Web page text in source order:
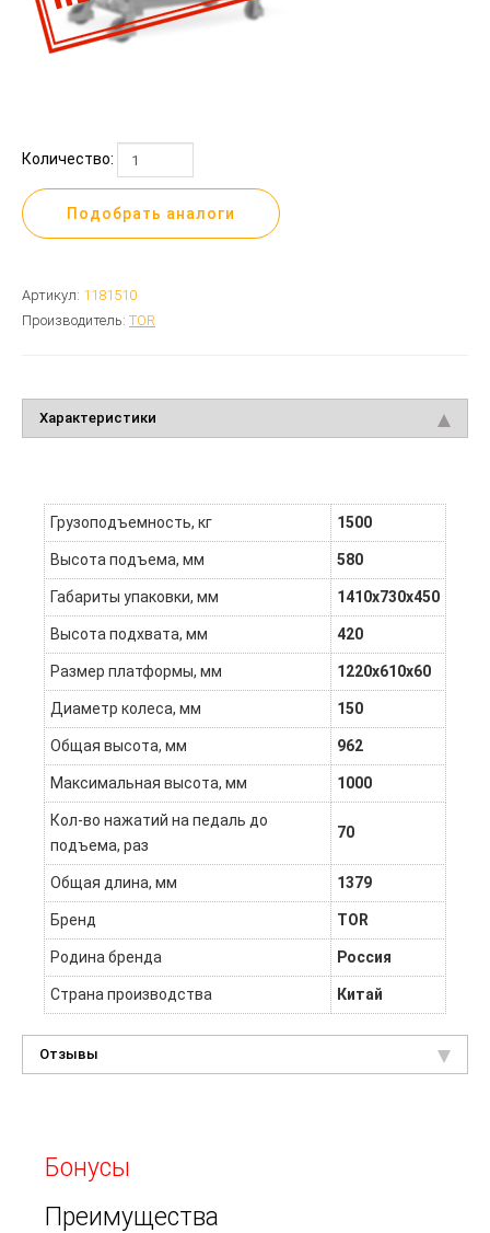
Количество:
Подобрать аналоги
Артикул: 1181510
Производитель: TOR
Характеристики
Грузоподъемность, кг 1500
Высота подъема, мм 580
Габариты упаковки, мм 1410x730x450
Высота подхвата, мм 420
Размер платформы, мм 1220х610х60
Диаметр колеса, мм 150
Общая высота, мм 962
Максимальная высота, мм 1000
Кол-во нажатий на педаль до
подъема, раз
70
Общая длина, мм 1379
Бренд TOR
Родина бренда Россия
Страна производства Китай
Отзывы
Бонусы
Преимущества